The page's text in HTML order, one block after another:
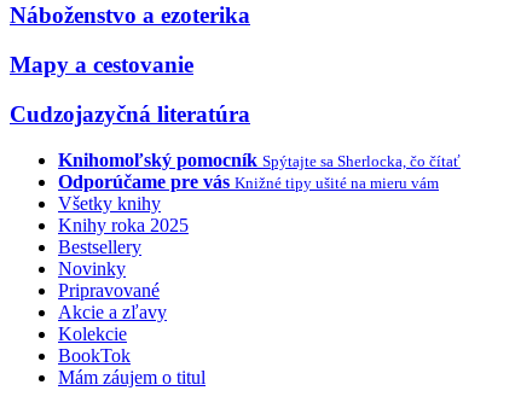
Náboženstvo a ezoterika
Mapy a cestovanie
Cudzojazyčná literatúra
Knihomoľský pomocník Spýtajte sa Sherlocka, čo čítať
Odporúčame pre vás Knižné tipy ušité na mieru vám
Všetky knihy
Knihy roka 2025
Bestsellery
Novinky
Pripravované
Akcie a zľavy
Kolekcie
BookTok
Mám záujem o titul